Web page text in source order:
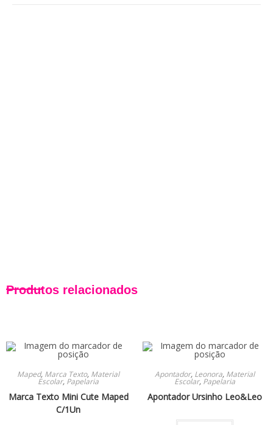
Produtos relacionados
Maped, Marca Texto, Material
Escolar, Papelaria
Marca Texto Mini Cute Maped
C/1Un
Apontador, Leonora, Material
Escolar, Papelaria
Apontador Ursinho Leo&Leo